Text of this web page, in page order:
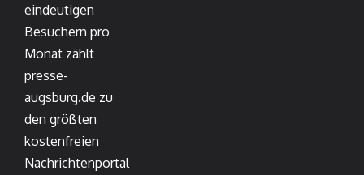
eindeutigen
Besuchern pro
Monat zählt
presse-
augsburg.de zu
den größten
kostenfreien
Nachrichtenportal